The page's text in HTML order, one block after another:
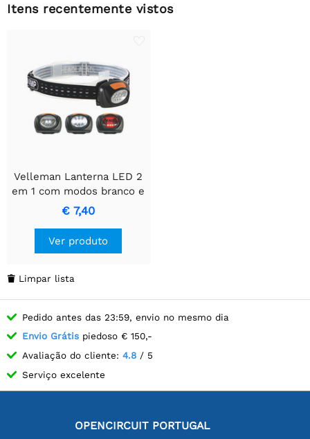
Itens recentemente vistos
Velleman Lanterna LED 2
em 1 com modos branco e
vermelho.
€ 7,40
Ver produto
 Limpar lista
Pedido antes das 23:59, envio no mesmo dia
Envio Grátis piedoso € 150,-
Avaliação do cliente: 4.8 / 5
Serviço excelente
OPENCIRCUIT PORTUGAL